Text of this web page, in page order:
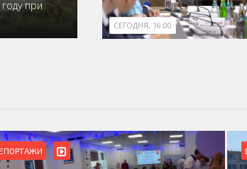
при
СЕГОДНЯ, 16:00
ВИДЕОРЕПОРТАЖИ